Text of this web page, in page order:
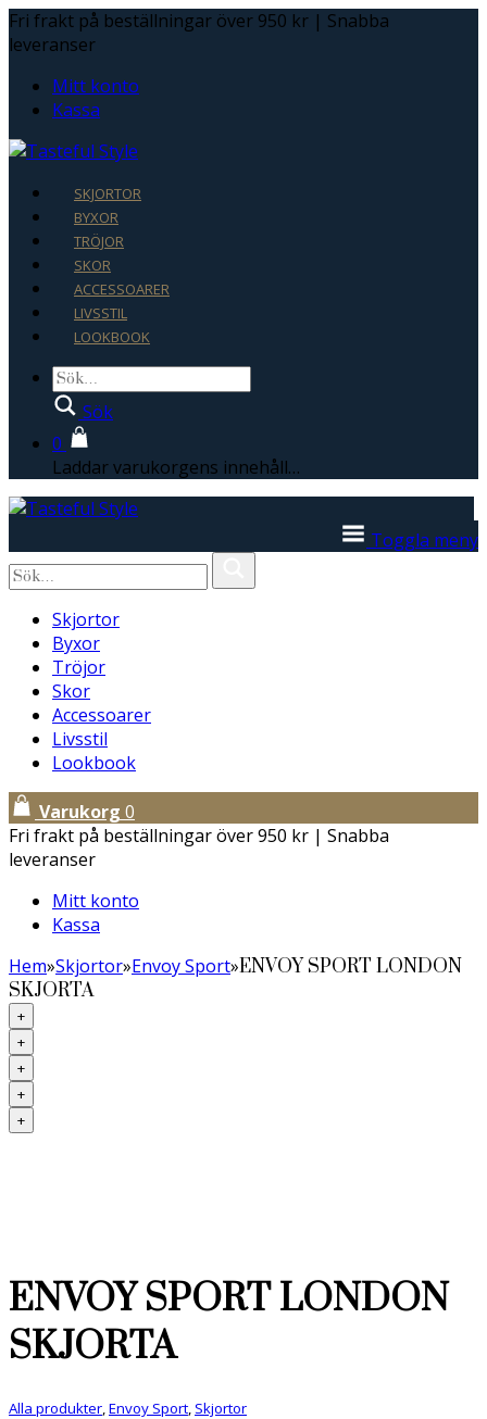
Fri frakt på beställningar över 950 kr | Snabba
leveranser
Mitt konto
Kassa
SKJORTOR
BYXOR
TRÖJOR
SKOR
ACCESSOARER
LIVSSTIL
LOOKBOOK
Sök
0
Laddar varukorgens innehåll…
Toggla meny
Skjortor
Byxor
Tröjor
Skor
Accessoarer
Livsstil
Lookbook
Varukorg 0
Fri frakt på beställningar över 950 kr | Snabba
leveranser
Mitt konto
Kassa
Hem»Skjortor»Envoy Sport»ENVOY SPORT LONDON
SKJORTA
+
+
+
+
+
ENVOY SPORT LONDON
SKJORTA
Alla produkter,Envoy Sport,Skjortor